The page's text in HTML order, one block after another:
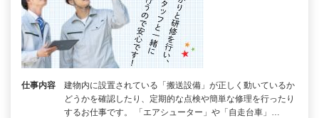
仕事内容
建物内に設置されている「搬送設備」が正しく動いているか
どうかを確認したり、定期的な点検や簡単な修理を行ったり
するお仕事です。 「エアシューター」や「自走台車」…